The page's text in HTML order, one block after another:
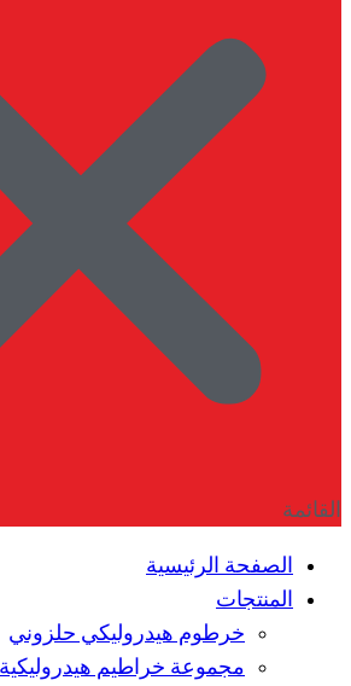
القائمة
الصفحة الرئيسية
المنتجات
خرطوم هيدروليكي حلزوني
مجموعة خراطيم هيدروليكية